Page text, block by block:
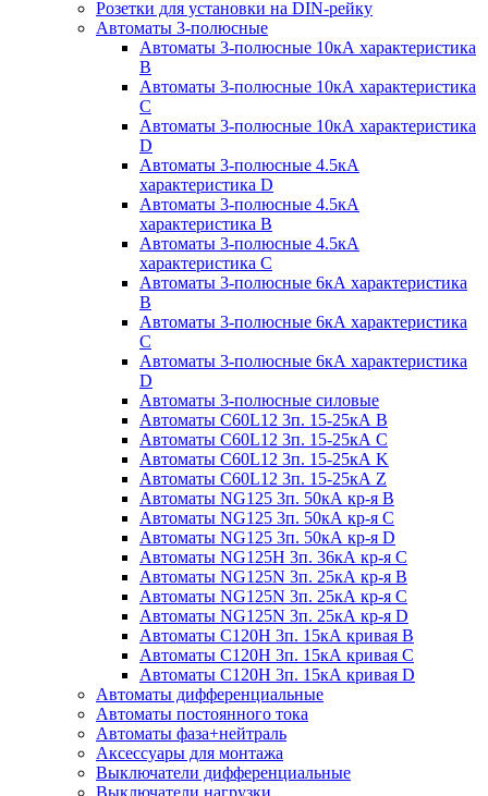
Розетки для установки на DIN-рейку
Автоматы 3-полюсные
Автоматы 3-полюсные 10кА характеристика
B
Автоматы 3-полюсные 10кА характеристика
C
Автоматы 3-полюсные 10кА характеристика
D
Автоматы 3-полюсные 4.5кА
характеристика D
Автоматы 3-полюсные 4.5кА
характеристика В
Автоматы 3-полюсные 4.5кА
характеристика С
Автоматы 3-полюсные 6кА характеристика
B
Автоматы 3-полюсные 6кА характеристика
C
Автоматы 3-полюсные 6кА характеристика
D
Автоматы 3-полюсные силовые
Автоматы C60L12 3п. 15-25кА B
Автоматы C60L12 3п. 15-25кА C
Автоматы C60L12 3п. 15-25кА K
Автоматы C60L12 3п. 15-25кА Z
Автоматы NG125 3п. 50кА кр-я B
Автоматы NG125 3п. 50кА кр-я C
Автоматы NG125 3п. 50кА кр-я D
Автоматы NG125H 3п. 36кА кр-я C
Автоматы NG125N 3п. 25кА кр-я B
Автоматы NG125N 3п. 25кА кр-я C
Автоматы NG125N 3п. 25кА кр-я D
Автоматы С120Н 3п. 15кА кривая B
Автоматы С120Н 3п. 15кА кривая C
Автоматы С120Н 3п. 15кА кривая D
Автоматы дифференциальные
Автоматы постоянного тока
Автоматы фаза+нейтраль
Аксессуары для монтажа
Выключатели дифференциальные
Выключатели нагрузки